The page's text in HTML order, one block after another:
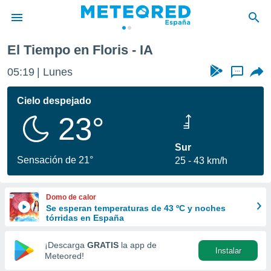
de
por
se
calidad.
a este
las
y
forma
digital
basada
El Tiempo en Floris - IA
05:19 Lunes ...
Cielo despejado
23°
Sensación de 21°
Sur
25
43 km/h
Domo de calor
Se esperan temperaturas de 43 ºC y noches
tórridas en España
¡Descarga GRATIS la app de
Meteored!
Instalar